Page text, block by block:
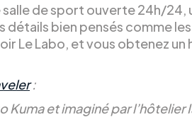
salle de sport ouverte 24h/24,
bien pensés comme
Le Labo, et vous obtenez un
:
Kuma et imaginé par l’hôtelier